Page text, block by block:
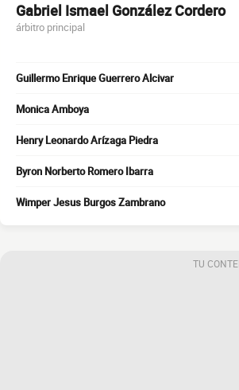
Gabriel Ismael González Cordero
árbitro principal
Guillermo Enrique Guerrero Alcivar
Monica Amboya
Henry Leonardo Arízaga Piedra
Byron Norberto Romero Ibarra
Wimper Jesus Burgos Zambrano
TU